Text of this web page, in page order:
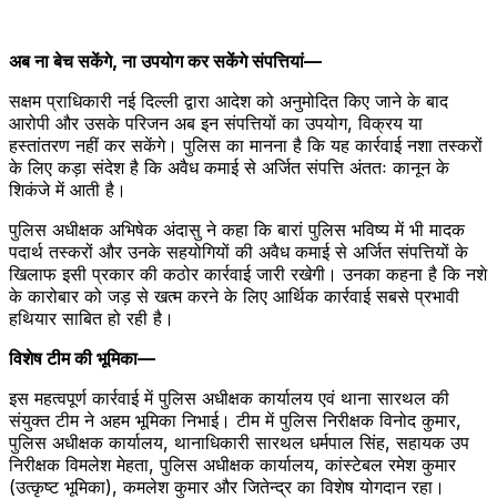
अब ना बेच सकेंगे, ना उपयोग कर सकेंगे संपत्तियां—
सक्षम प्राधिकारी नई दिल्ली द्वारा आदेश को अनुमोदित किए जाने के बाद
आरोपी और उसके परिजन अब इन संपत्तियों का उपयोग, विक्रय या
हस्तांतरण नहीं कर सकेंगे। पुलिस का मानना है कि यह कार्रवाई नशा तस्करों
के लिए कड़ा संदेश है कि अवैध कमाई से अर्जित संपत्ति अंततः कानून के
शिकंजे में आती है।
पुलिस अधीक्षक अभिषेक अंदासु ने कहा कि बारां पुलिस भविष्य में भी मादक
पदार्थ तस्करों और उनके सहयोगियों की अवैध कमाई से अर्जित संपत्तियों के
खिलाफ इसी प्रकार की कठोर कार्रवाई जारी रखेगी। उनका कहना है कि नशे
के कारोबार को जड़ से खत्म करने के लिए आर्थिक कार्रवाई सबसे प्रभावी
हथियार साबित हो रही है।
विशेष टीम की भूमिका—
इस महत्वपूर्ण कार्रवाई में पुलिस अधीक्षक कार्यालय एवं थाना सारथल की
संयुक्त टीम ने अहम भूमिका निभाई। टीम में पुलिस निरीक्षक विनोद कुमार,
पुलिस अधीक्षक कार्यालय, थानाधिकारी सारथल धर्मपाल सिंह, सहायक उप
निरीक्षक विमलेश मेहता, पुलिस अधीक्षक कार्यालय, कांस्टेबल रमेश कुमार
(उत्कृष्ट भूमिका), कमलेश कुमार और जितेन्द्र का विशेष योगदान रहा।